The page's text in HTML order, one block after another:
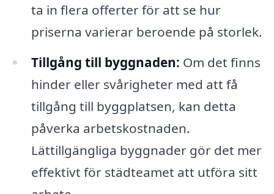
ta in flera offerter för att se hur
priserna varierar beroende på storlek.
Tillgång till byggnaden: Om det finns
hinder eller svårigheter med att få
tillgång till byggplatsen, kan detta
påverka arbetskostnaden.
Lättillgängliga byggnader gör det mer
effektivt för städteamet att utföra sitt